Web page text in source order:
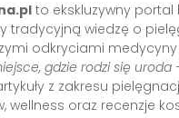
to ekskluzywny portal
tradycyjną wiedzę o
odkryciami medycyny
gdzie rodzi się uroda
z zakresu
wellness oraz recenzje